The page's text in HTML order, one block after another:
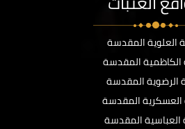
العلوية المقدسة
الكاظمية المقدسة
الرضوية المقدسة
العسكرية المقدسة
العباسية المقدسة